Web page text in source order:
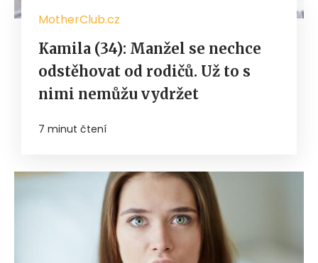
MotherClub.cz
Kamila (34): Manžel se nechce
odstěhovat od rodičů. Už to s
nimi nemůžu vydržet
7 minut čtení